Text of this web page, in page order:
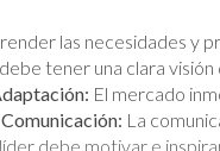
las necesidades y
tener una clara
El mercado
La
debe motivar e